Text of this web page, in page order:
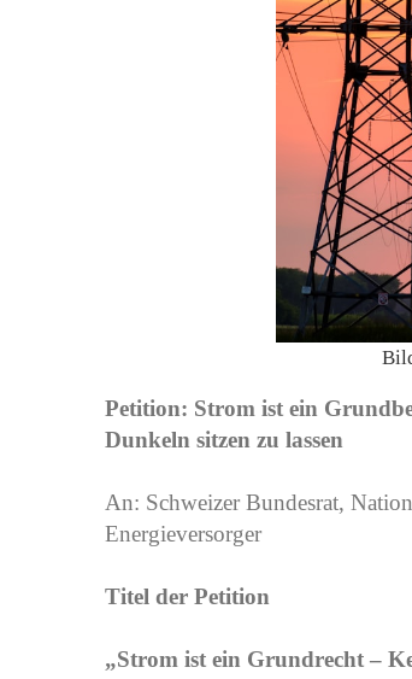
Petition: Strom ist ein
Dunkeln sitzen zu lassen
An: Schweizer Bundesrat,
Energieversorger
Titel der Petition
„Strom ist ein Grundrecht –